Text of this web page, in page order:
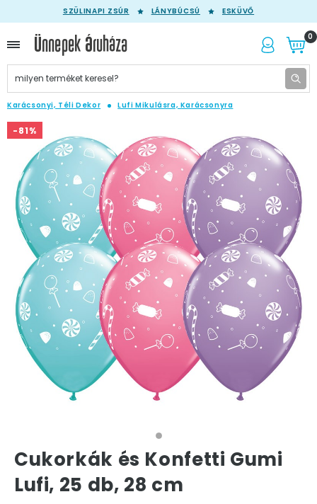
SZÜLINAPI ZSÚR LÁNYBÚCSÚ ESKÜVŐ
0
Karácsonyi, Téli Dekor Lufi Mikulásra, Karácsonyra
-81%
Cukorkák és Konfetti Gumi
Lufi, 25 db, 28 cm